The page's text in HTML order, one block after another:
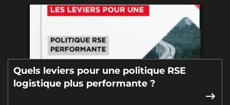
Quels leviers pour une politique RSE
logistique plus performante ?